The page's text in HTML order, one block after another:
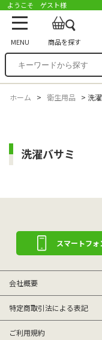
ようこそ ゲスト様
MENU 商品を探す
ホーム > 衛生用品 > 洗
洗濯バサミ
スマートフォ
会社概要
特定商取引法による表記
ご利用規約